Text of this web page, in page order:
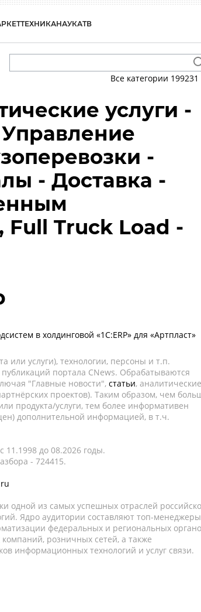
ТЕХНИКАНАУКАТВ
Все категории 199231
услуги -
-
- Доставка -
Full Truck Load -
в холдинговой «1С:ERP» для «Артпласт»
или услуги), технологии, персоны и т.п.
портала CNews. Обрабатываются
"Главные новости", статьи, аналитические
проектов). Таким образом, чем
продукта/услуги, тем более информативен
дополнительной информацией, в т.ч.
11.1998 до 08.2026 годы.
- 724415.
одной из самых успешных отраслей
Ядро аудитории составляют топ-
федеральных и региональных
розничных сетей, а также
информационных технологий и услуг связи.